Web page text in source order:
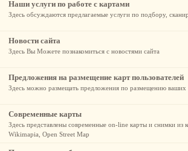
Наши услуги по работе с картами
Здесь обсуждаются предлагаемые услуги по подбору,
Новости сайта
Здесь Вы Можете познакомиться с новостями сайта
Предложения на размещение карт пользователей
Здесь можно размещать предложения по размещению ваших
Современные карты
Здесь представлены современные on-line карты и снимки
Wikimapia, Open Street Map